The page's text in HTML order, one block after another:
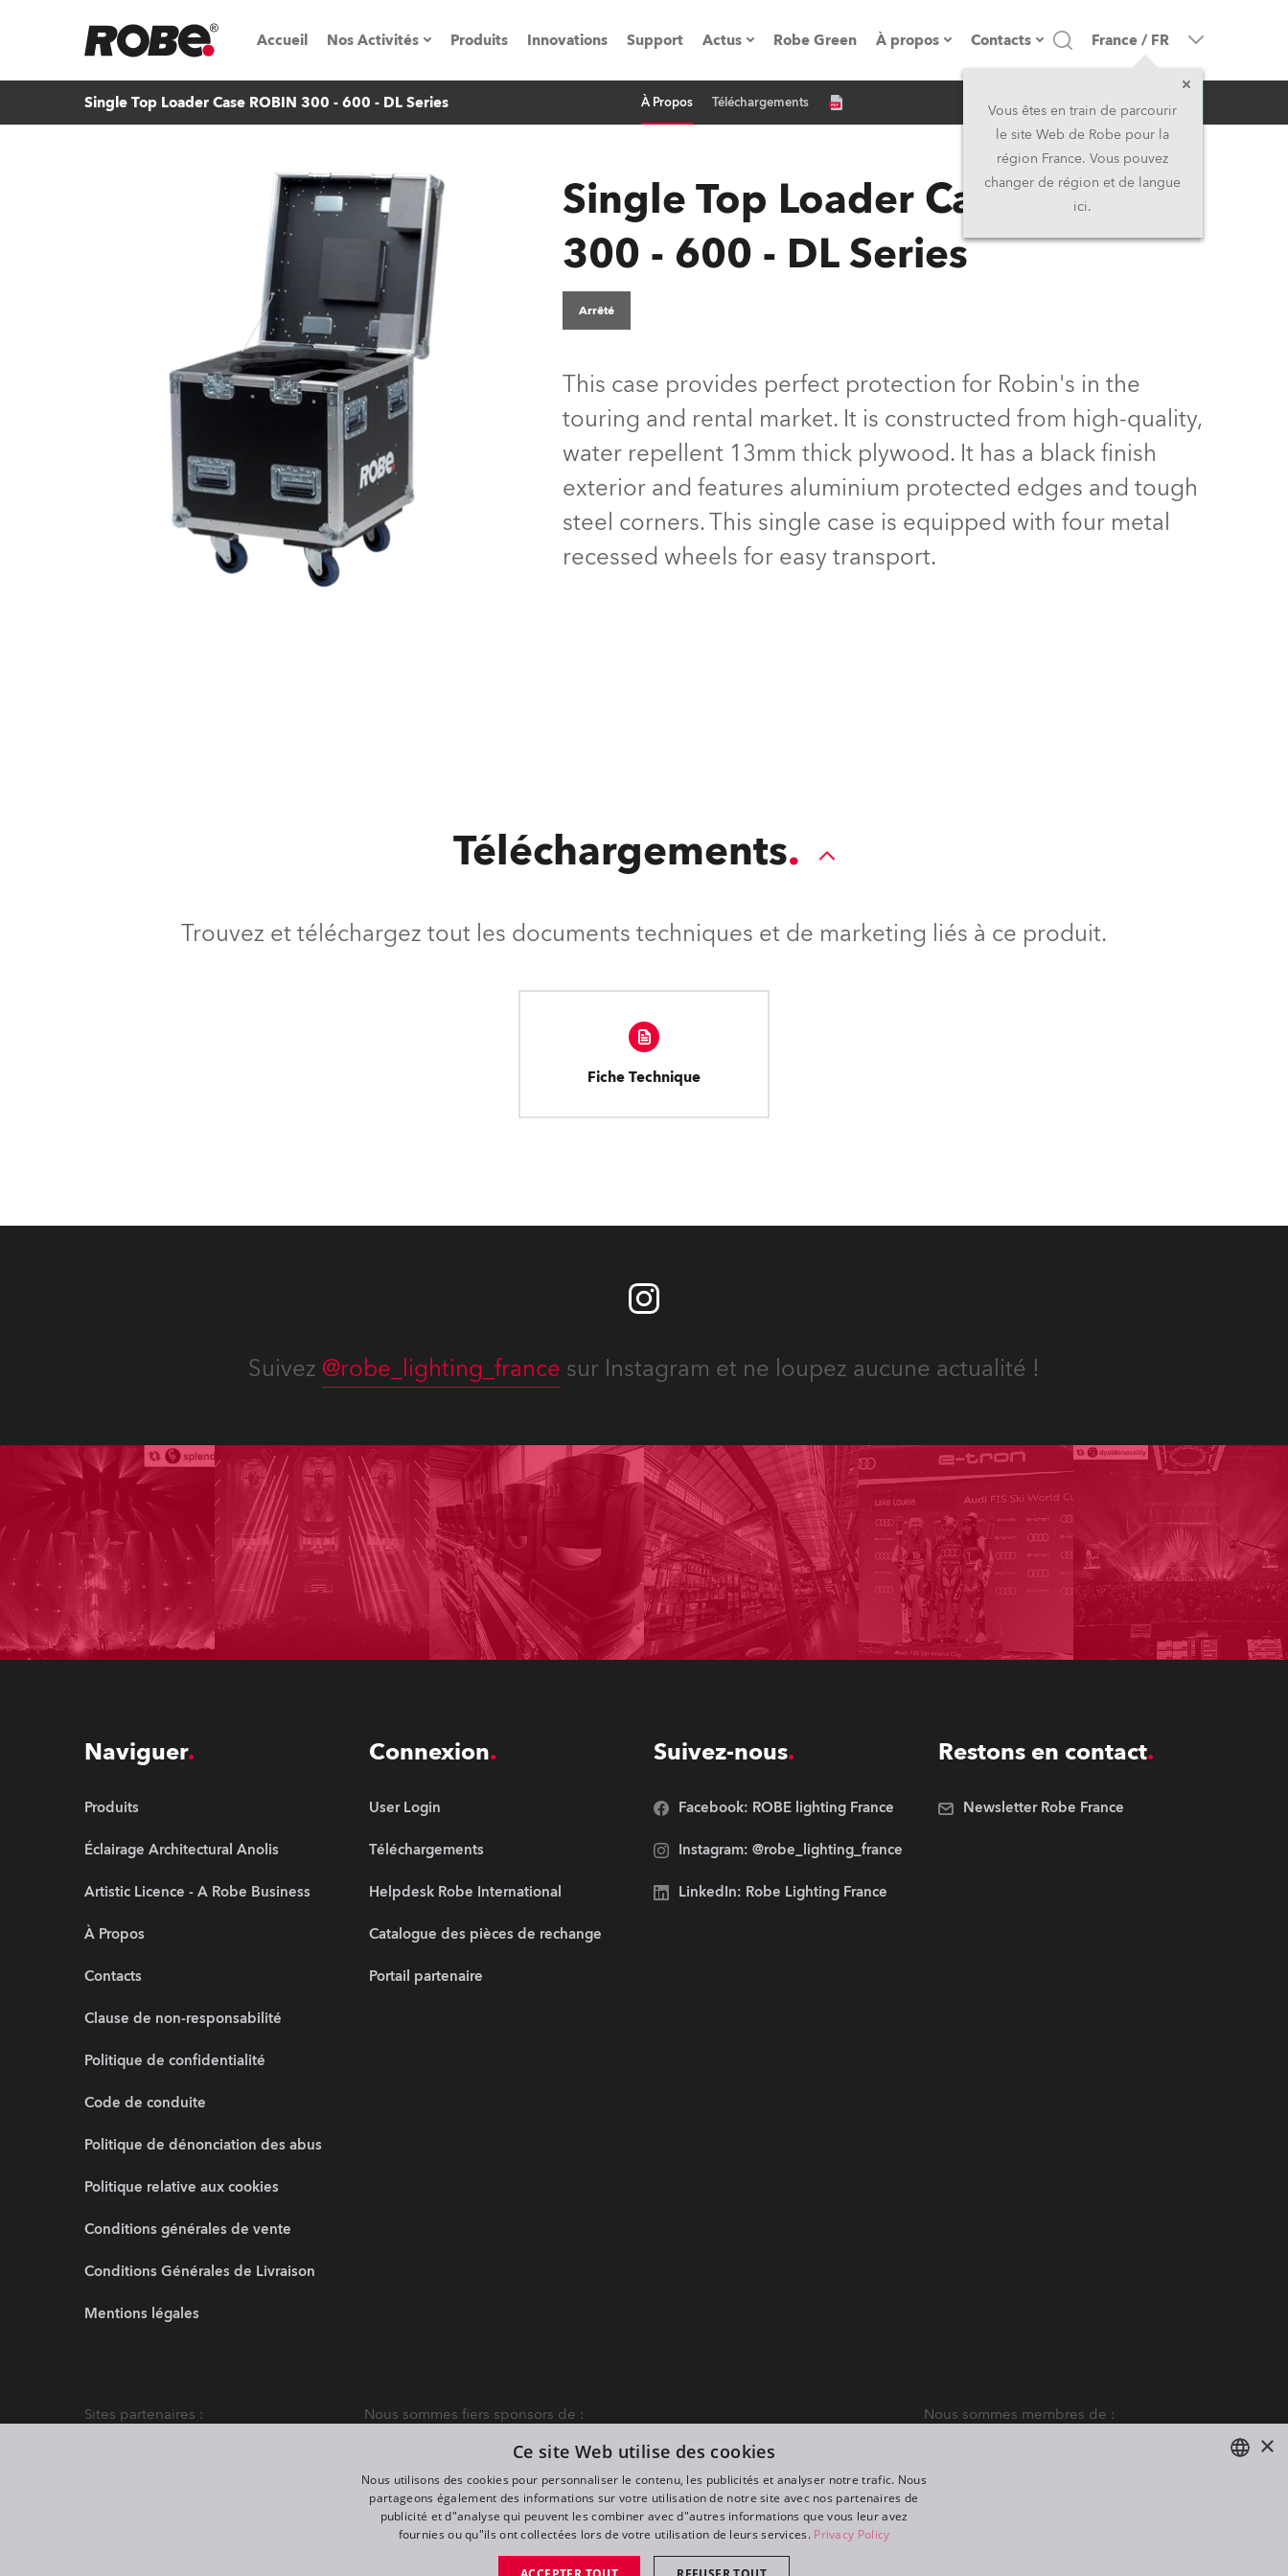
Accueil Nos Activités
Salons & évènements
iSeries
Tutoriels RoboSpot
Robe On The Road
Robe On Location
Nos innovations en vidéo
ProMotion Lighting
Robe Maritime
Produits Innovations Support Actus
Communiqués de presse
Robe Green À propos
Présentation de l'entreprise
Fabriqué en Europe
Propriétaires
Histoire
Légal
Contacts
Siège Social
Siège Social & Usine
Royaume-Uni et Irelande
Allemagne
France
France / FR
Vous êtes en train de parcourir
le site Web de Robe pour la
région France. Vous pouvez
changer de région et de langue
ici.
Single Top Loader Case ROBIN 300 - 600 - DL Series À Propos Téléchargements Demande d'infos
Single Top Loader Case ROBIN
300 - 600 - DL Series
Arrêté
This case provides perfect protection for Robin's in the
touring and rental market. It is constructed from high-quality,
water repellent 13mm thick plywood. It has a black finish
exterior and features aluminium protected edges and tough
steel corners. This single case is equipped with four metal
recessed wheels for easy transport.
Téléchargements
Trouvez et téléchargez tout les documents techniques et de marketing liés à ce produit.
Fiche Technique
Suivez @robe_lighting_france sur Instagram et ne loupez aucune actualité !
Naviguer
Produits
Éclairage Architectural Anolis
Artistic Licence - A Robe Business
À Propos
Contacts
Clause de non-responsabilité
Politique de confidentialité
Code de conduite
Politique de dénonciation des abus
Politique relative aux cookies
Conditions générales de vente
Conditions Générales de Livraison
Mentions légales
Connexion
User Login
Téléchargements
Helpdesk Robe International
Catalogue des pièces de rechange
Portail partenaire
Suivez-nous
Facebook: ROBE lighting France
Instagram: @robe_lighting_france
LinkedIn: Robe Lighting France
Restons en contact
Newsletter Robe France
Sites partenaires : Nous sommes fiers sponsors de : Nous sommes membres de :
×
Ce site Web utilise des cookies
Nous utilisons des cookies pour personnaliser le contenu, les publicités et analyser notre trafic. Nous
partageons également des informations sur votre utilisation de notre site avec nos partenaires de
publicité et d"analyse qui peuvent les combiner avec d"autres informations que vous leur avez
fournies ou qu"ils ont collectées lors de votre utilisation de leurs services. Privacy Policy